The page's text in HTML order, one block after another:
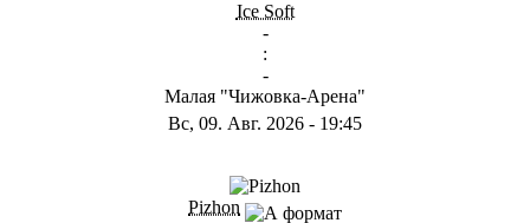
Ice Soft
-
:
-
Малая "Чижовка-Арена"
Вс, 09. Авг. 2026 - 19:45
Pizhon